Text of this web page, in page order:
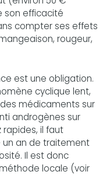
son efficacité
compter ses effets
rougeur,
est une obligation.
cyclique lent,
médicaments sur
androgènes sur
il faut
un an de traitement
Il est donc
locale (voir